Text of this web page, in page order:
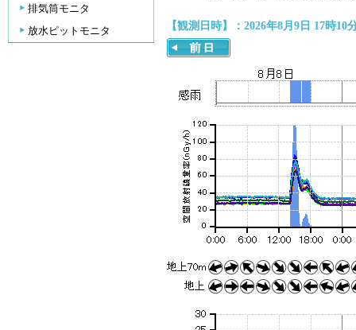
排気筒モニタ
放水ピットモニタ
【観測日時】：2026年8月9日 17時10